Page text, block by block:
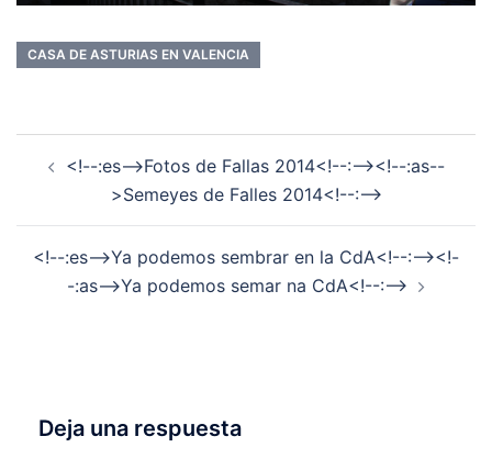
CASA DE ASTURIAS EN VALENCIA
entradas
<!--:es-->Fotos de Fallas 2014<!--:--><!--:as--
>Semeyes de Falles 2014<!--:-->
<!--:es-->Ya podemos sembrar en la CdA<!--:--><!-
-:as-->Ya podemos semar na CdA<!--:-->
Deja una respuesta